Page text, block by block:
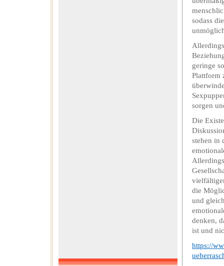
sodass
geringe
Plattform
sorgen
Die
stehen in
die
und
denken,
ist und
https://